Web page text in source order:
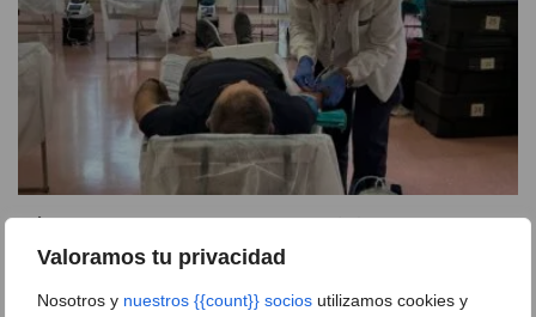
Valoramos tu privacidad
Nosotros y nuestros {{count}} socios utilizamos cookies y
Dénia renueva su compromiso solidario con una
jornada de donación de sangre